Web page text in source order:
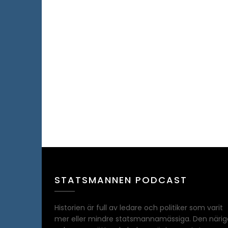
STATSMANNEN PODCAST
Historien är full av ledare och politiker som varit
mer eller mindre statsmannamässiga. Den